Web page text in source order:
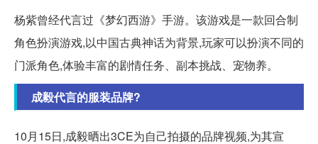
杨紫曾经代言过《梦幻西游》手游。该游戏是一款回合制
角色扮演游戏,以中国古典神话为背景,玩家可以扮演不同的
门派角色,体验丰富的剧情任务、副本挑战、宠物养。
成毅代言的服装品牌?
10月15日,成毅晒出3CE为自己拍摄的品牌视频,为其宣